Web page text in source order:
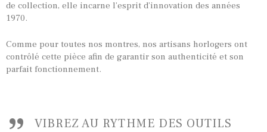
de collection, elle incarne l’esprit d’innovation des années
1970.
Comme pour toutes nos montres, nos artisans horlogers ont
contrôlé cette pièce afin de garantir son authenticité et son
parfait fonctionnement.
VIBREZ AU RYTHME DES OUTILS